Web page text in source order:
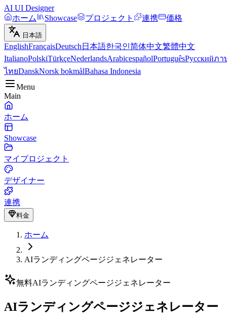
AI UI Designer
ホーム
Showcase プロジェクト 連携 価格
日本語
EnglishFrançaisDeutsch 日本語한국인简体中文繁體中文
ItalianoPolskiTürkçeNederlandsArabicespañolPortuguêsРусскийภา
ไทยDanskNorsk bokmålBahasa Indonesia
Menu
Main
ホーム
Showcase
マイプロジェクト
デザイナー
連携
料金
ホーム
AIランディングページジェネレーター
無料AIランディングページジェネレーター
AIランディングページジェネレーター